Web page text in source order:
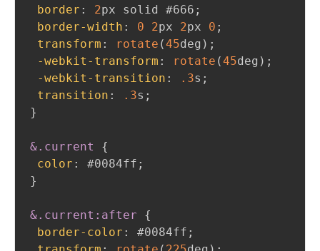
border : 2px solid #666 ;
border-width : 0 2px 2px 0 ;
transform : rotate (45deg ) ;
-webkit-transform : rotate (45deg ) ;
-webkit-transition : .3s ;
transition : .3s ;
}
&.current
{
color : #0084ff ;
}
&.current :after
{
border-color : #0084ff ;